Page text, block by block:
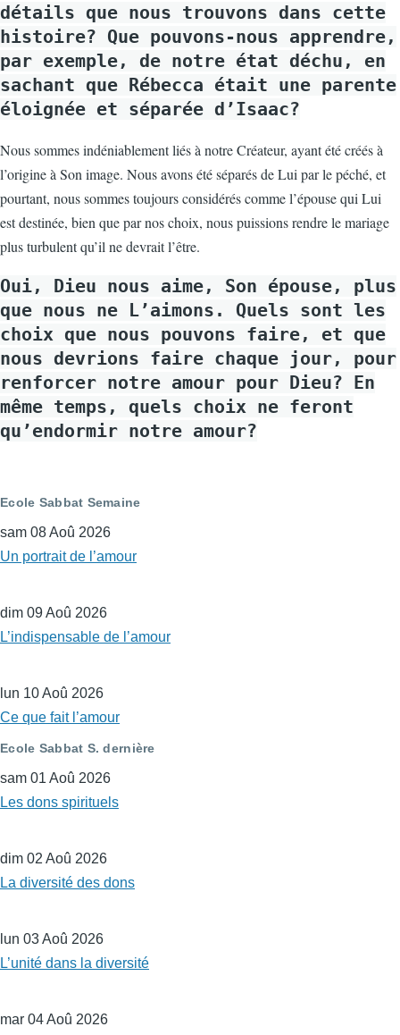
détails que nous trouvons dans cette
histoire? Que pouvons-nous apprendre,
par exemple, de notre état déchu, en
sachant que Rébecca était une parente
éloignée et séparée d’Isaac?
Nous sommes indéniablement liés à notre Créateur, ayant été créés à
l’origine à Son image. Nous avons été séparés de Lui par le péché, et
pourtant, nous sommes toujours considérés comme l’épouse qui Lui
est destinée, bien que par nos choix, nous puissions rendre le mariage
plus turbulent qu’il ne devrait l’être.
Oui, Dieu nous aime, Son épouse, plus
que nous ne L’aimons. Quels sont les
choix que nous pouvons faire, et que
nous devrions faire chaque jour, pour
renforcer notre amour pour Dieu? En
même temps, quels choix ne feront
qu’endormir notre amour?
Ecole Sabbat Semaine
sam 08 Aoû 2026
Un portrait de l’amour
dim 09 Aoû 2026
L’indispensable de l’amour
lun 10 Aoû 2026
Ce que fait l’amour
Ecole Sabbat S. dernière
sam 01 Aoû 2026
Les dons spirituels
dim 02 Aoû 2026
La diversité des dons
lun 03 Aoû 2026
L’unité dans la diversité
mar 04 Aoû 2026